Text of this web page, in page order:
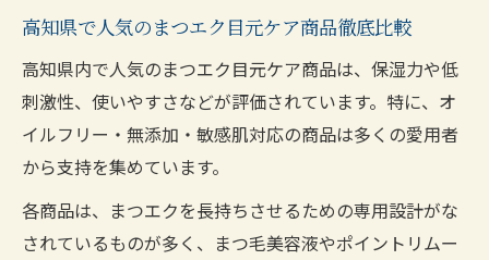
高知県で人気のまつエク目元ケア商品徹底比較
高知県内で人気のまつエク目元ケア商品は、保湿力や低
刺激性、使いやすさなどが評価されています。特に、オ
イルフリー・無添加・敏感肌対応の商品は多くの愛用者
から支持を集めています。
各商品は、まつエクを長持ちさせるための専用設計がな
されているものが多く、まつ毛美容液やポイントリムー